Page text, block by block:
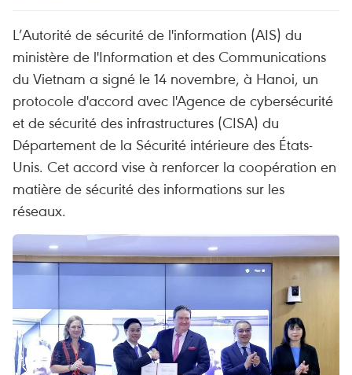
L’Autorité de sécurité de l'information (AIS) du
ministère de l'Information et des Communications
du Vietnam a signé le 14 novembre, à Hanoi, un
protocole d'accord avec l'Agence de cybersécurité
et de sécurité des infrastructures (CISA) du
Département de la Sécurité intérieure des États-
Unis. Cet accord vise à renforcer la coopération en
matière de sécurité des informations sur les
réseaux.